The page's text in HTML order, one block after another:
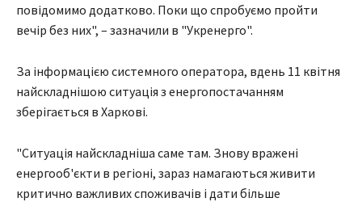
повідомимо додатково. Поки що спробуємо пройти
вечір без них", – зазначили в "Укренерго".
За інформацією системного оператора, вдень 11 квітня
найскладнішою ситуація з енергопостачанням
зберігається в Харкові.
"Ситуація найскладніша саме там. Знову вражені
енергооб'єкти в регіоні, зараз намагаються живити
критично важливих споживачів і дати більше